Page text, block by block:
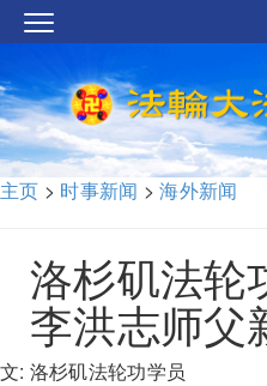
主页 > 时事新闻 >海外新闻
洛杉矶法轮
李洪志师父
文: 洛杉矶法轮功学员